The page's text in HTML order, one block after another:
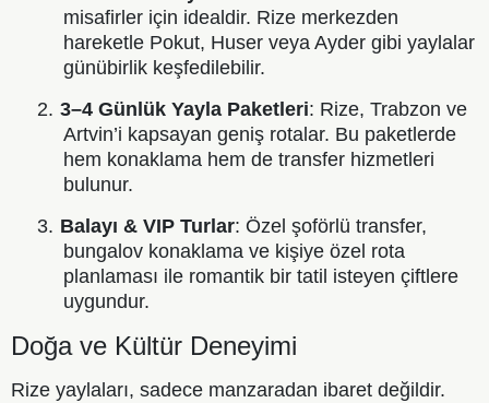
misafirler için idealdir. Rize merkezden
hareketle Pokut, Huser veya Ayder gibi yaylalar
günübirlik keşfedilebilir.
2. 3–4 Günlük Yayla Paketleri: Rize, Trabzon ve
Artvin’i kapsayan geniş rotalar. Bu paketlerde
hem konaklama hem de transfer hizmetleri
bulunur.
3. Balayı & VIP Turlar: Özel şoförlü transfer,
bungalov konaklama ve kişiye özel rota
planlaması ile romantik bir tatil isteyen çiftlere
uygundur.
Doğa ve Kültür Deneyimi
Rize yaylaları, sadece manzaradan ibaret değildir.